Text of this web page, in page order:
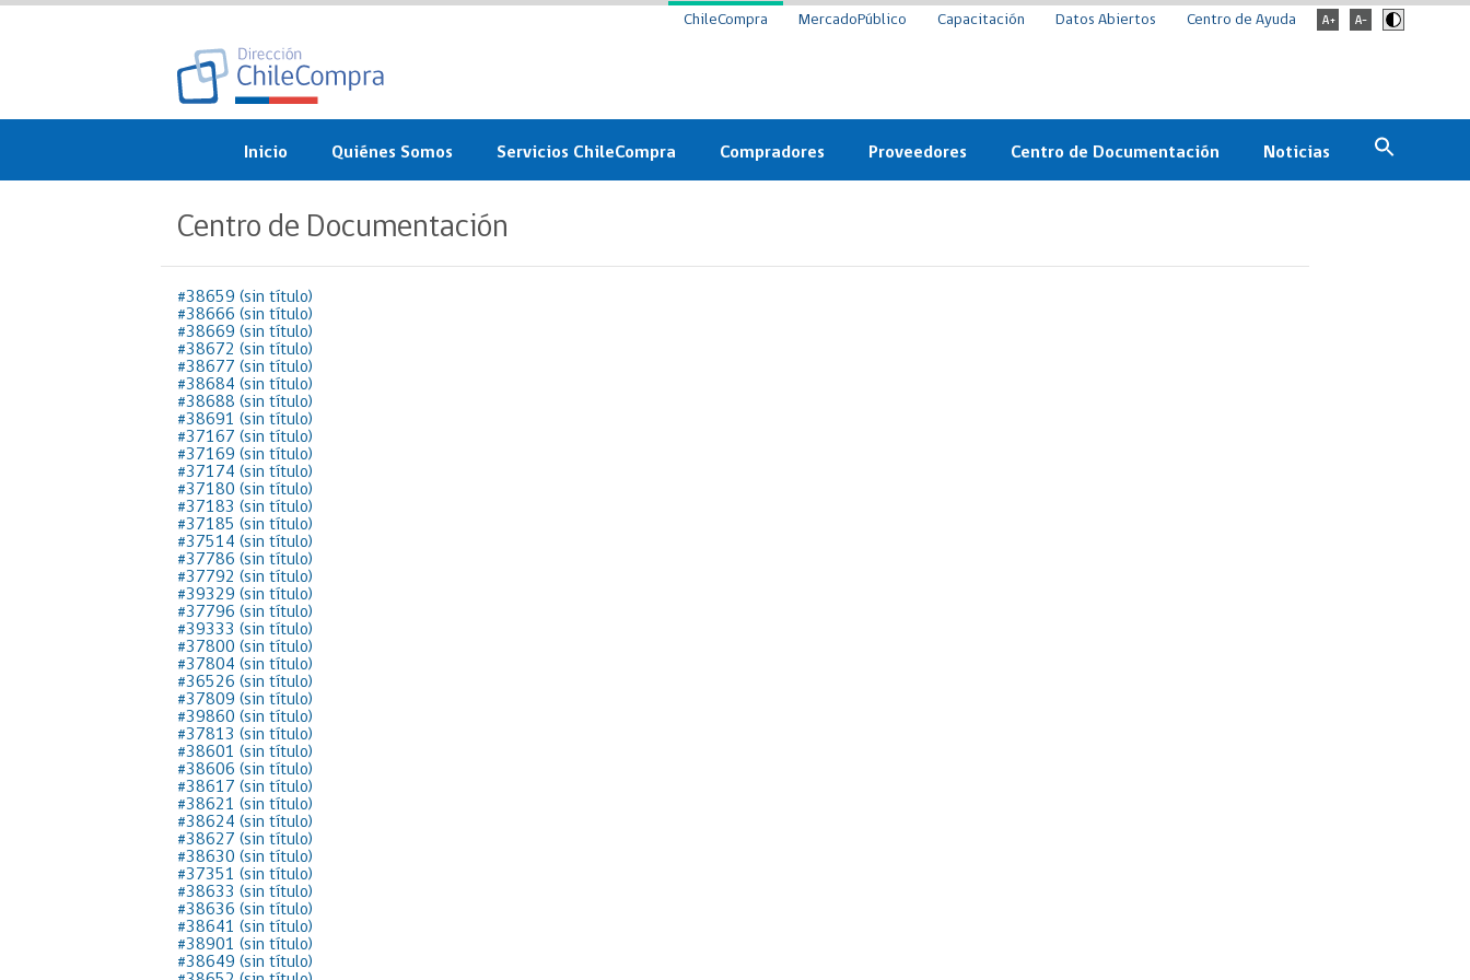
ChileCompra MercadoPúblico Capacitación Datos Abiertos Centro de Ayuda
Inicio Quiénes Somos
objetivos
Servicios ChileCompra
ChileCompra
Compradores
Circular
Proveedores Centro de Documentación Noticias
Archivo de noticias
Centro de Documentación
#38659 (sin título)
#38666 (sin título)
#38669 (sin título)
#38672 (sin título)
#38677 (sin título)
#38684 (sin título)
#38688 (sin título)
#38691 (sin título)
#37167 (sin título)
#37169 (sin título)
#37174 (sin título)
#37180 (sin título)
#37183 (sin título)
#37185 (sin título)
#37514 (sin título)
#37786 (sin título)
#37792 (sin título)
#39329 (sin título)
#37796 (sin título)
#39333 (sin título)
#37800 (sin título)
#37804 (sin título)
#36526 (sin título)
#37809 (sin título)
#39860 (sin título)
#37813 (sin título)
#38601 (sin título)
#38606 (sin título)
#38617 (sin título)
#38621 (sin título)
#38624 (sin título)
#38627 (sin título)
#38630 (sin título)
#37351 (sin título)
#38633 (sin título)
#38636 (sin título)
#38641 (sin título)
#38901 (sin título)
#38649 (sin título)